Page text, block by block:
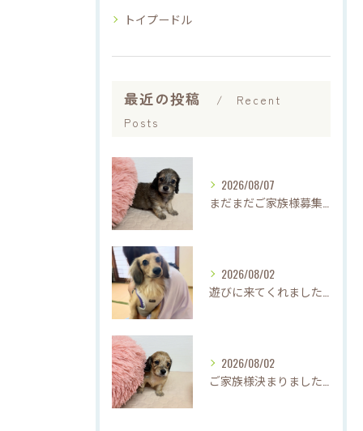
トイプードル
最近の投稿
Recent
Posts
2026/08/07
2026/08/02
2026/08/02